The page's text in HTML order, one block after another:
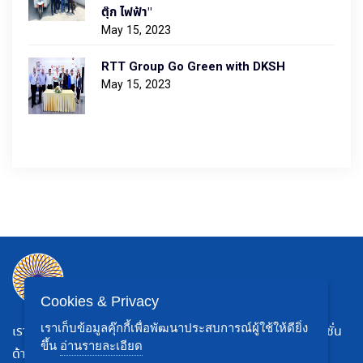
ตุ๊ก ไฟฟ้า"
May 15, 2023
RTT Group Go Green with DKSH
May 15, 2023
เราเป็น บริษัท ผู้ให้บริการด้านโลจิสติกส์ของไทยที่ให้บริการโซลูชั่น
ด้านโลจิสติกส์แบบครบวงจรสำหรับแบรนด์ในประเทศไทย
Cookies & Privacy
เราเก็บข้อมูลคุ๊กกี้เพื่อพัฒนาประสบการณ์ผู้ใช้ให้ดียิ่ง
ขึ้น อ่านรายละเอียด